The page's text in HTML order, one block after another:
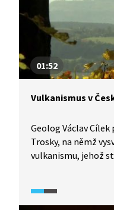
01:52
Vulkanismus v
Geolog Václav
Trosky, na němž
vulkanismu, jehož